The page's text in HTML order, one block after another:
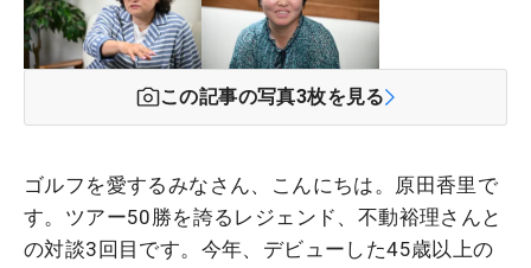
この記事の写真3枚を見る
ゴルフを愛するみなさん、こんにちは。原田香里で
す。ツアー50勝を誇るレジェンド、不動裕理さんと
の対談3回目です。今年、デビューした45歳以上の